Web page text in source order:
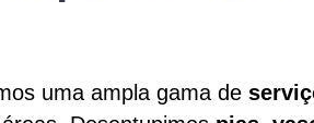
uma ampla gama de